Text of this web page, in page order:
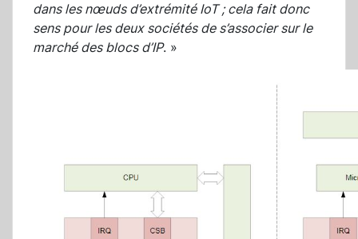
dans les nœuds d’extrémité IoT ; cela fait donc
sens pour les deux sociétés de s’associer sur le
marché des blocs d’IP. »